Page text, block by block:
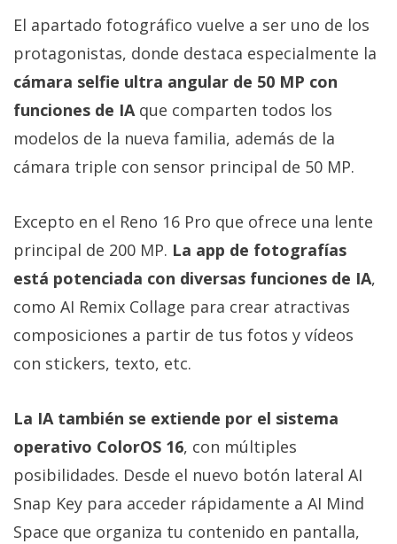
videojuegos,
comparativas,
trucos y
tutoriales.
El Grupo
Informático
(CC) 2006-
derechos
El apartado fotográfico vuelve a ser uno de los
protagonistas, donde destaca especialmente la
cámara selfie ultra angular de 50 MP con
funciones de IAque comparten todos los
modelos de la nueva familia, además de la
cámara triple con sensor principal de 50 MP.
Excepto en el Reno 16 Pro que ofrece una lente
principal de 200 MP. La app de fotografías
está potenciada con diversas funciones de IA,
como AI Remix Collage para crear atractivas
composiciones a partir de tus fotos y vídeos
con stickers, texto, etc.
La IA también se extiende por el sistema
operativo ColorOS 16, con múltiples
posibilidades. Desde el nuevo botón lateral AI
Snap Key para acceder rápidamente a AI Mind
Space que organiza tu contenido en pantalla,